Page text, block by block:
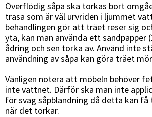
Överflödig såpa ska torkas bort
trasa som är väl urvriden i ljummet
behandlingen gör att träet reser sig
yta, kan man använda ett sandpapper
ådring och sen torka av. Använd inte
användning av såpa kan göra träet
Vänligen notera att möbeln behöver
inte vattnet. Därför ska man inte
för svag såpblandning då detta kan
när det torkar.